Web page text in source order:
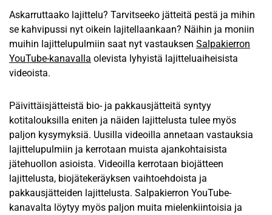
Askarruttaako lajittelu? Tarvitseeko jätteitä pestä ja mihin
se kahvipussi nyt oikein lajitellaankaan? Näihin ja moniin
muihin lajittelupulmiin saat nyt vastauksen Salpakierron
YouTube-kanavalla olevista lyhyistä lajitteluaiheisista
videoista.
Päivittäisjätteistä bio- ja pakkausjätteitä syntyy
kotitalouksilla eniten ja näiden lajittelusta tulee myös
paljon kysymyksiä. Uusilla videoilla annetaan vastauksia
lajittelupulmiin ja kerrotaan muista ajankohtaisista
jätehuollon asioista. Videoilla kerrotaan biojätteen
lajittelusta, biojätekeräyksen vaihtoehdoista ja
pakkausjätteiden lajittelusta. Salpakierron YouTube-
kanavalta löytyy myös paljon muita mielenkiintoisia ja